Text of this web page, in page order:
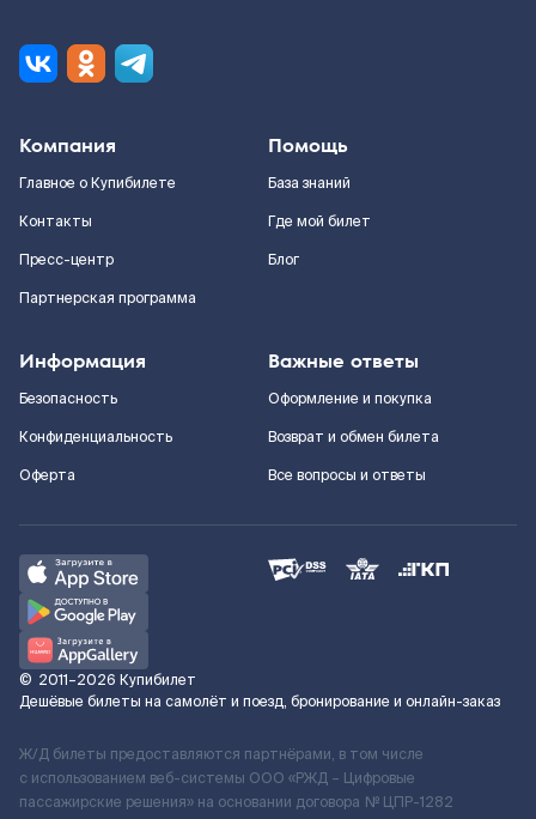
Компания
Главное о Купибилете
Контакты
Пресс-центр
Партнерская программа
Помощь
База знаний
Где мой билет
Блог
Информация
Безопасность
Конфиденциальность
Оферта
Важные ответы
Оформление и покупка
Возврат и обмен билета
Все вопросы и ответы
© 2011–2026 Купибилет
Дешёвые билеты на самолёт и поезд, бронирование и онлайн-заказ
Ж/Д билеты предоставляются партнёрами, в том числе
с использованием веб-системы ООО «РЖД – Цифровые
пассажирские решения» на основании договора № ЦПР-1282